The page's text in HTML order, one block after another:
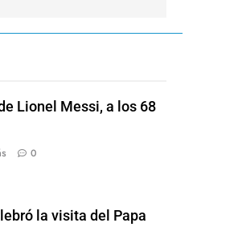
Lionel Messi, a los 68
0
la visita del Papa